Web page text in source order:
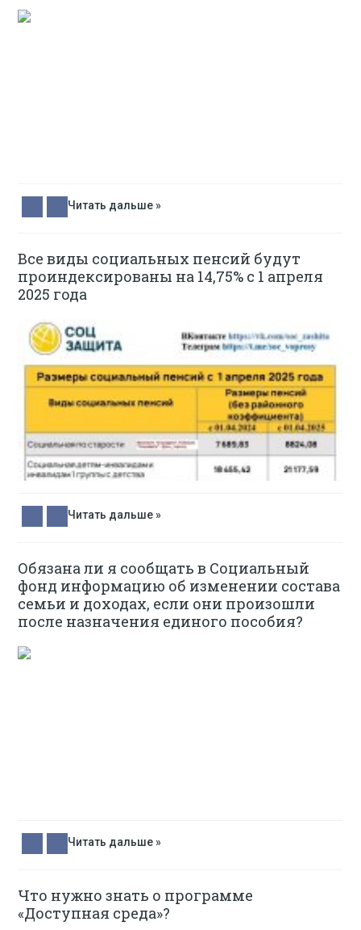
Читать дальше »
Все виды социальных пенсий будут
проиндексированы на 14,75% с 1 апреля
2025 года
Читать дальше »
Обязана ли я сообщать в Социальный
фонд информацию об изменении состава
семьи и доходах, если они произошли
после назначения единого пособия?
Читать дальше »
Что нужно знать о программе
«Доступная среда»?